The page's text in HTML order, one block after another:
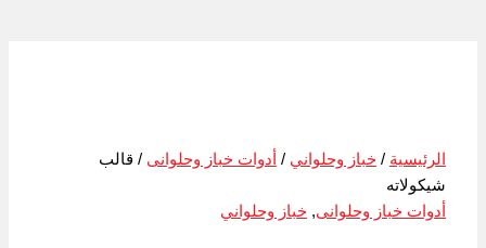
الرئيسية /خباز وحلواني / أدوات خباز وحلوانى / قالب
شيكولاته
أدوات خباز وحلوانى,خباز وحلواني